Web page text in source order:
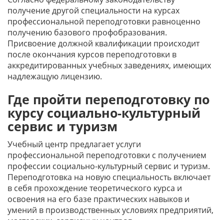
получение другой специальности на курсах
профессиональной переподготовки равноценно
получению базового профобразования.
Присвоение должной квалификации происходит
после окончания курсов переподготовки в
аккредитированных учебных заведениях, имеющих
надлежащую лицензию.
Где пройти переподготовку по
курсу социально-культурный
сервис и туризм
Учебный центр предлагает услуги
профессиональной переподготовки с получением
профессии социально-культурный сервис и туризм.
Переподготовка на новую специальность включает
в себя прохождение теоретического курса и
освоения на его базе практических навыков и
умений в производственных условиях предприятий,